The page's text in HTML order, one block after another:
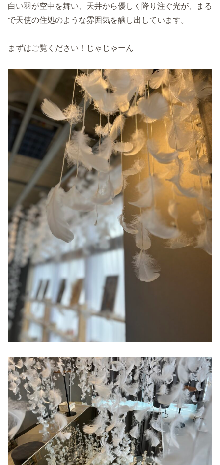
白い羽が空中を舞い、天井から優しく降り注ぐ光が、まる
で天使の住処のような雰囲気を醸し出しています。
まずはご覧ください！じゃじゃーん